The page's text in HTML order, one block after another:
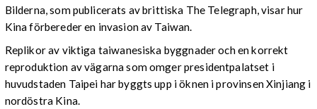
Bilderna, som publicerats av brittiska The Telegraph, visar hur
Kina förbereder en invasion av Taiwan.
Replikor av viktiga taiwanesiska byggnader och en korrekt
reproduktion av vägarna som omger presidentpalatset i
huvudstaden Taipei har byggts upp i öknen i provinsen Xinjiang i
nordöstra Kina.